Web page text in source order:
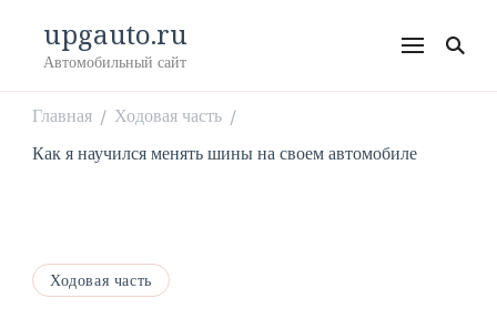
upgauto.ru
Автомобильный сайт
Главная / Ходовая часть /
Как я научился менять шины на своем автомобиле
Ходовая часть